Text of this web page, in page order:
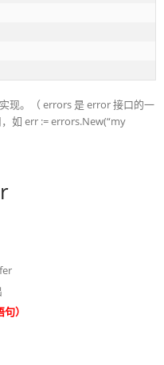
现。（ errors 是 error 接口的一
如 err := errors.New(“my
）